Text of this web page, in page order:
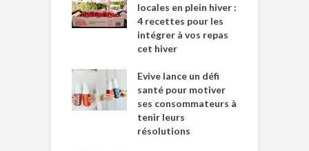
locales en plein hiver :
4 recettes pour les
intégrer à vos repas
cet hiver
Evive lance un défi
santé pour motiver
ses consommateurs à
tenir leurs
résolutions